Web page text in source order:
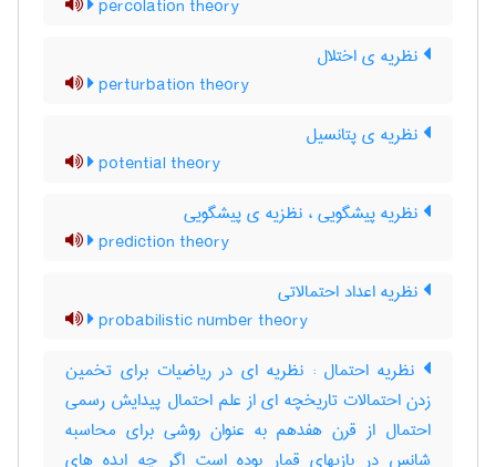
percolation theory
نظریه ی اختلال
perturbation theory
نظریه ی پتانسیل
potential theory
نظریه پیشگویی ، نظزیه ی پیشگویی
prediction theory
نظریه اعداد احتمالاتی
probabilistic number theory
نظریه احتمال : نظریه ای در ریاضیات برای تخمین
زدن احتمالات تاریخچه ای از علم احتمال پیدایش رسمی
احتمال از قرن هفدهم به عنوان روشی برای محاسبه
شانس در بازیهای قمار بوده است اگر چه ایده های